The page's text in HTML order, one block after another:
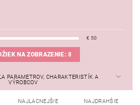
€ 50
NA ZOBRAZENIE:8
PARAMETROV, CHARAKTERISTÍK A
VÝROBCOV
NAJLACNEJŠIE NAJDRAHŠIE